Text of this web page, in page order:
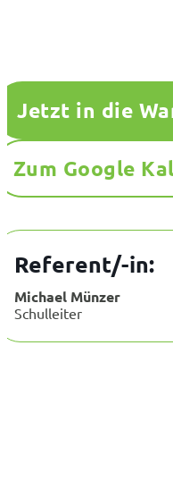
Jetzt in die
Zum Google
Referent/-in:
Michael Münzer
Schulleiter